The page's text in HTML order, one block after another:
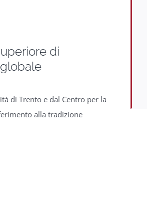
di
di Trento e dal Centro per la
alla tradizione